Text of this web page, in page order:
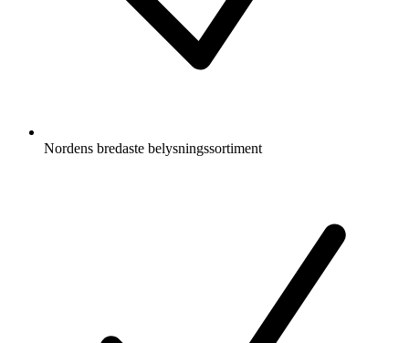
Nordens bredaste belysningssortiment